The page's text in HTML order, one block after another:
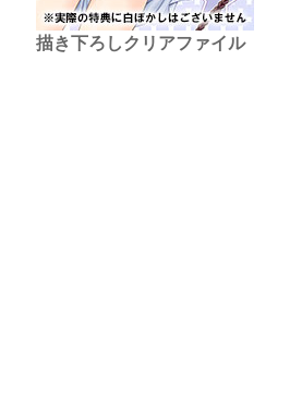
描き下ろしクリアファイル